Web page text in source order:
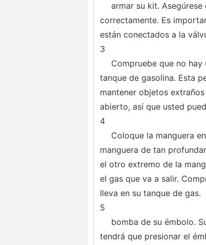
armar su kit.
correctamente. Es
están conectados a la
3
Compruebe que no
tanque de gasolina. Esta
mantener objetos
abierto, así que usted
4
Coloque la manguera
manguera de tan
el otro extremo de la
el gas que va a salir.
lleva en su tanque de gas.
5
bomba de su émbolo.
tendrá que presionar el